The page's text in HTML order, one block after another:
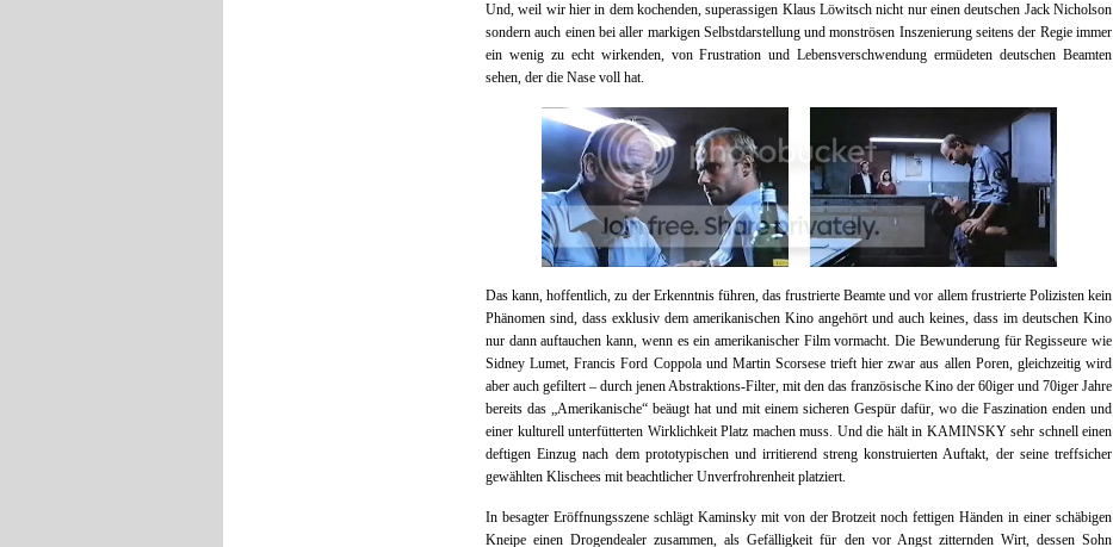
Und, weil wir hier in dem kochenden, superassigen Klaus Löwitsch nicht nur einen deutschen Jack Nicholson
sondern auch einen bei aller markigen Selbstdarstellung und monströsen Inszenierung seitens der Regie immer
ein wenig zu echt wirkenden, von Frustration und Lebensverschwendung ermüdeten deutschen Beamten
sehen, der die Nase voll hat.
Das kann, hoffentlich, zu der Erkenntnis führen, das frustrierte Beamte und vor allem frustrierte Polizisten kein
Phänomen sind, dass exklusiv dem amerikanischen Kino angehört und auch keines, dass im deutschen Kino
nur dann auftauchen kann, wenn es ein amerikanischer Film vormacht. Die Bewunderung für Regisseure wie
Sidney Lumet, Francis Ford Coppola und Martin Scorsese trieft hier zwar aus allen Poren, gleichzeitig wird
aber auch gefiltert – durch jenen Abstraktions-Filter, mit den das französische Kino der 60iger und 70iger Jahre
bereits das „Amerikanische“ beäugt hat und mit einem sicheren Gespür dafür, wo die Faszination enden und
einer kulturell unterfütterten Wirklichkeit Platz machen muss. Und die hält in KAMINSKY sehr schnell einen
deftigen Einzug nach dem prototypischen und irritierend streng konstruierten Auftakt, der seine treffsicher
gewählten Klischees mit beachtlicher Unverfrohrenheit platziert.
In besagter Eröffnungsszene schlägt Kaminsky mit von der Brotzeit noch fettigen Händen in einer schäbigen
Kneipe einen Drogendealer zusammen, als Gefälligkeit für den vor Angst zitternden Wirt, dessen Sohn